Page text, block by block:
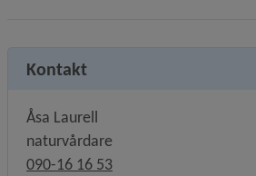
Kontakt
Åsa Laurell
naturvårdare
090-16 16 53